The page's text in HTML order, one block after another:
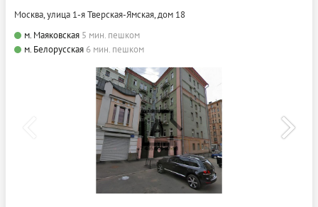
Москва, улица 1-я Тверская-Ямская, дом 18
м. Маяковская 5 мин. пешком
м. Белорусская 6 мин. пешком